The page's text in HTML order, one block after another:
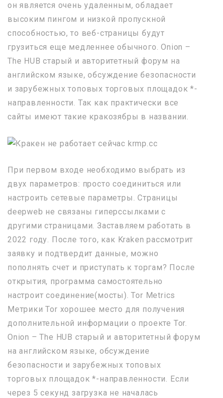
он является очень удаленным, обладает
высоким пингом и низкой пропускной
способностью, то веб-страницы будут
грузиться еще медленнее обычного. Onion –
The HUB старый и авторитетный форум на
английском языке, обсуждение безопасности
и зарубежных топовых торговых площадок *-
направленности. Так как практически все
сайты имеют такие кракозябры в названии.
При первом входе необходимо выбрать из
двух параметров: просто соединиться или
настроить сетевые параметры. Страницы
deepweb не связаны гиперссылками с
другими страницами. Заставляем работать в
2022 году. После того, как Kraken рассмотрит
заявку и подтвердит данные, можно
пополнять счет и приступать к торгам? После
открытия, программа самостоятельно
настроит соединение(мосты). Tor Metrics
Метрики Tor хорошее место для получения
дополнительной информации о проекте Tor.
Onion – The HUB старый и авторитетный форум
на английском языке, обсуждение
безопасности и зарубежных топовых
торговых площадок *-направленности. Если
через 5 секунд загрузка не началась